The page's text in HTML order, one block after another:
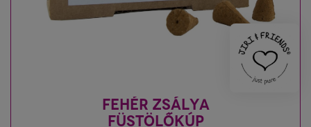
FEHÉR ZSÁLYA
FÜSTÖLŐKÚP